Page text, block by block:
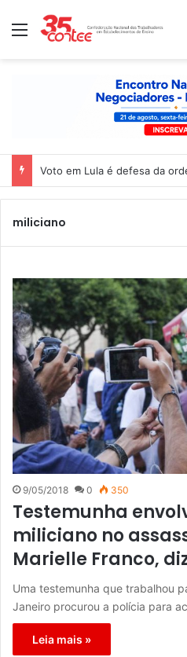
Menu
Voto em Lula é defesa da
miliciano
9/05/2018 0 350
Testemunha
miliciano no
Marielle Franco,
Uma testemunha que trabalhou
Janeiro procurou a polícia para
Leia mais »